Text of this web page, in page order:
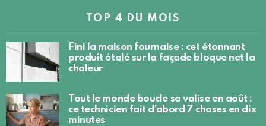
TOP 4 DU MOIS
Fini la maison fournaise : cet étonnant
produit étalé sur la façade bloque net la
chaleur
Tout le monde boucle sa valise en août :
ce technicien fait d’abord 7 choses en dix
minutes